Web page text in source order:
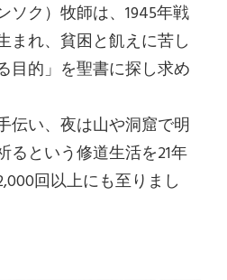
ソク）牧師は、1945年戦
まれ、貧困と飢えに苦し
目的」を聖書に探し求め
伝い、夜は山や洞窟で明
るという修道生活を21年
回以上にも至りまし